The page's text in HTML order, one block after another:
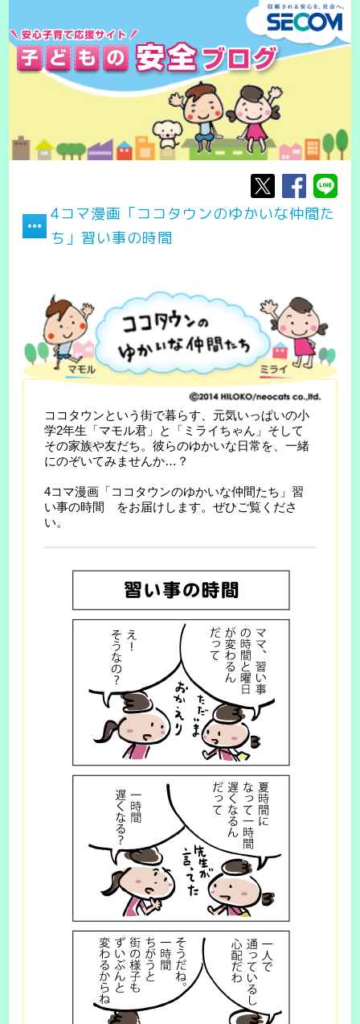
4コマ漫画「ココタウンのゆかいな仲間た
ち」習い事の時間
ココタウンという街で暮らす、元気いっぱいの小
学2年生「マモル君」と「ミライちゃん」そして
その家族や友だち。彼らのゆかいな日常を、一緒
にのぞいてみませんか…？
4コマ漫画「ココタウンのゆかいな仲間たち」習
い事の時間 をお届けします。ぜひご覧くださ
い。